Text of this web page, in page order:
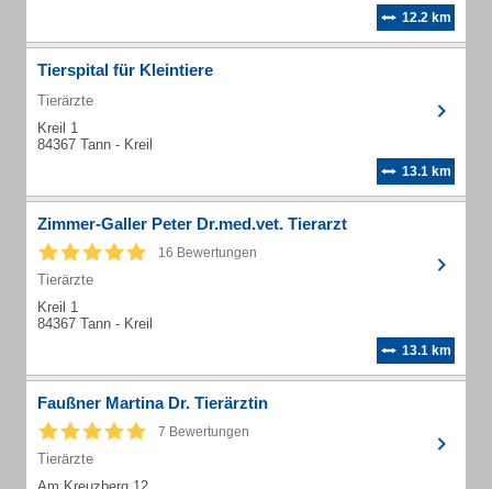
12.2 km
Tierspital für Kleintiere
Tierärzte
Kreil 1
84367 Tann - Kreil
13.1 km
Zimmer-Galler Peter Dr.med.vet. Tierarzt
16 Bewertungen
Tierärzte
Kreil 1
84367 Tann - Kreil
13.1 km
Faußner Martina Dr. Tierärztin
7 Bewertungen
Tierärzte